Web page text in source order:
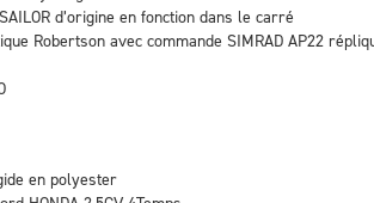
d’origine en fonction dans le carré
Robertson avec commande SIMRAD AP22
en polyester